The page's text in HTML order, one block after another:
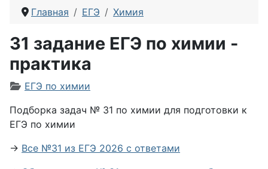
Главная ЕГЭ Химия
31 задание ЕГЭ по химии -
практика
Информация о материале
ЕГЭ по химии
Подборка задач № 31 по химии для подготовки к
ЕГЭ по химии
→ Все №31 из ЕГЭ 2026 с ответами